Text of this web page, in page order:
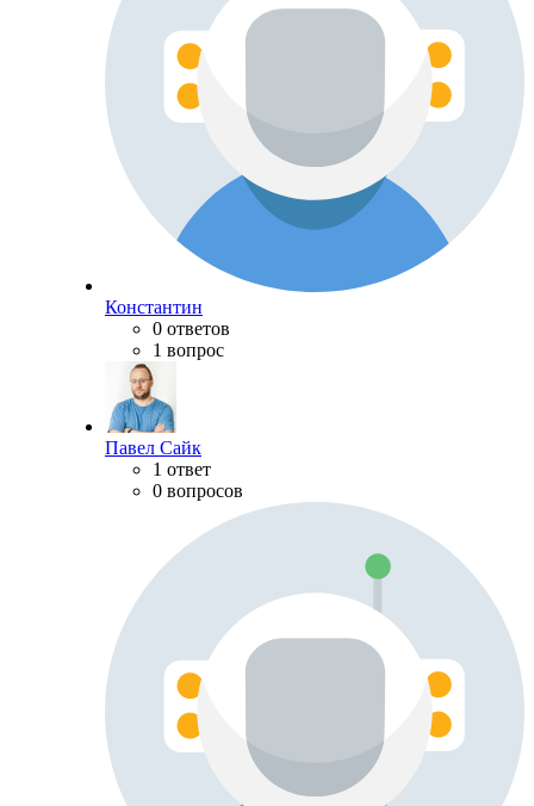
Константин
0 ответов
1 вопрос
Павел Сайк
1 ответ
0 вопросов